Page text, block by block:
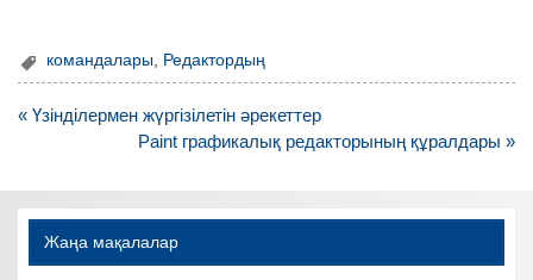
командалары, Редактордың
Навигация
« Үзінділермен жүргізілетін әрекеттер
Paint графикалық редакторының құралдары »
Жаңа мақалалар